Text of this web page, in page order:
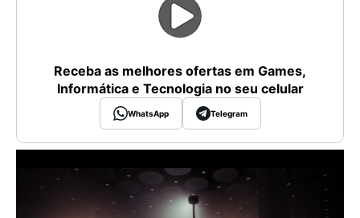
Receba as melhores ofertas em Games,
Informática e Tecnologia no seu celular
WhatsApp Telegram